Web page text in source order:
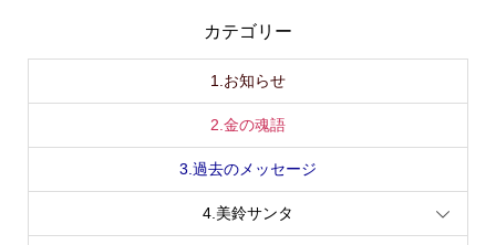
カテゴリー
1.お知らせ
2.金の魂語
3.過去のメッセージ
4.美鈴サンタ